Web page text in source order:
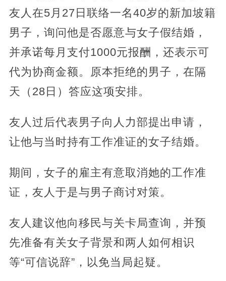
友人在5月27日联络一名40岁的新加坡籍
男子，询问他是否愿意与女子假结婚，
并承诺每月支付1000元报酬，还表示可
代为协商金额。原本拒绝的男子，在隔
天（28日）答应这项安排。
友人过后代表男子向人力部提出申请，
让他与当时持有工作准证的女子结婚。
期间，女子的雇主有意取消她的工作准
证，友人于是与男子商讨对策。
友人建议他向移民与关卡局查询，并预
先准备有关女子背景和两人如何相识
等“可信说辞”，以免当局起疑。